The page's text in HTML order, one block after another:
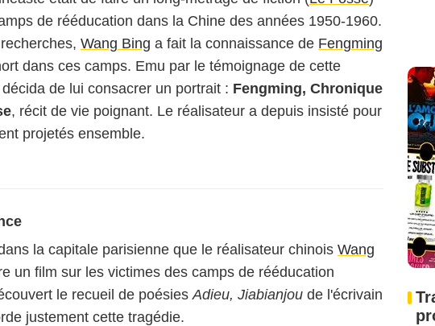
de rééducation dans la Chine des années 1950-1960.
Wang Bing a fait la connaissance de Fengming
dans ces camps. Emu par le témoignage de cette
de lui consacrer un portrait : Fengming, Chronique
, récit de vie poignant. Le réalisateur a depuis insisté pour
projetés ensemble.
la capitale parisienne que le réalisateur chinois Wang
un film sur les victimes des camps de rééducation
le recueil de poésiesAdieu, Jiabianjou de l'écrivain
justement cette tragédie.